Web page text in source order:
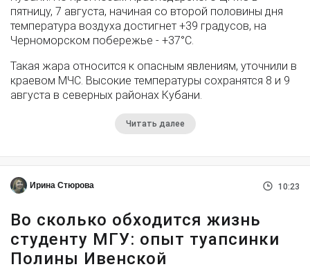
пятницу, 7 августа, начиная со второй половины дня
температура воздуха достигнет +39 градусов, на
Черноморском побережье - +37°­С.
Такая жара относится к опасным явлениям, уточнили в
краевом МЧС. Высокие температуры сохранятся 8 и 9
августа в северных районах Кубани.
Читать далее
Ирина Стюрова 10:23
Во сколько обходится жизнь
студенту МГУ: опыт туапсинки
Полины Ивенской